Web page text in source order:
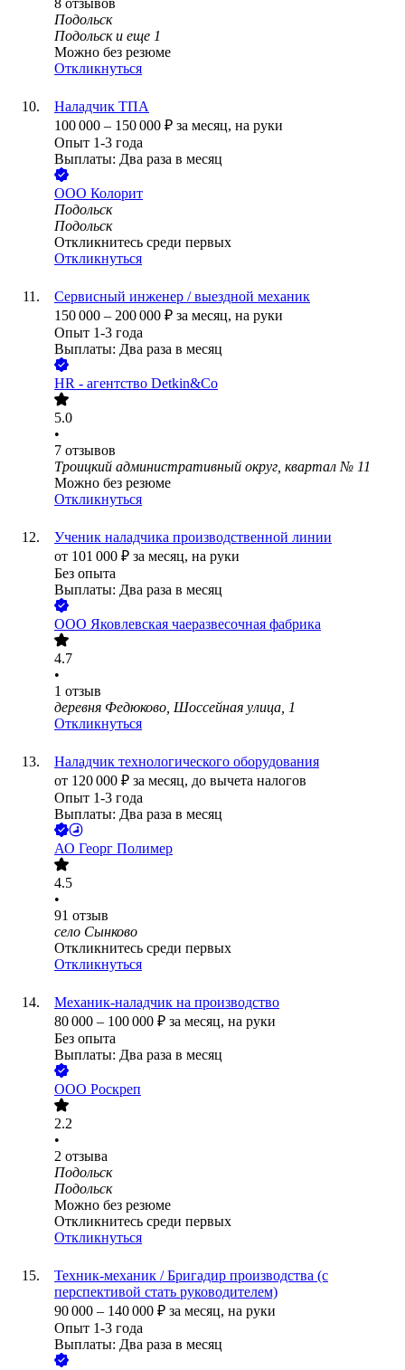
8 отзывов
Подольск
Подольск и еще 1
Можно без резюме
Откликнуться
Наладчик ТПА
100 000 – 150 000 ₽ за месяц, на руки
Опыт 1-3 года
Выплаты: Два раза в месяц
ООО Колорит
Подольск
Подольск
Откликнитесь среди первых
Откликнуться
Сервисный инженер / выездной механик
150 000 – 200 000 ₽ за месяц, на руки
Опыт 1-3 года
Выплаты: Два раза в месяц
HR - агентство Detkin&Co
5.0
•
7 отзывов
Троицкий административный округ, квартал № 11
Можно без резюме
Откликнуться
Ученик наладчика производственной линии
от 101 000 ₽ за месяц, на руки
Без опыта
Выплаты: Два раза в месяц
ООО Яковлевская чаеразвесочная фабрика
4.7
•
1 отзыв
деревня Федюково, Шоссейная улица, 1
Откликнуться
Наладчик технологического оборудования
от 120 000 ₽ за месяц, до вычета налогов
Опыт 1-3 года
Выплаты: Два раза в месяц
АО Георг Полимер
4.5
•
91 отзыв
село Сынково
Откликнитесь среди первых
Откликнуться
Механик-наладчик на производство
80 000 – 100 000 ₽ за месяц, на руки
Без опыта
Выплаты: Два раза в месяц
ООО Роскреп
2.2
•
2 отзыва
Подольск
Подольск
Можно без резюме
Откликнитесь среди первых
Откликнуться
Техник-механик / Бригадир производства (с
перспективой стать руководителем)
90 000 – 140 000 ₽ за месяц, на руки
Опыт 1-3 года
Выплаты: Два раза в месяц